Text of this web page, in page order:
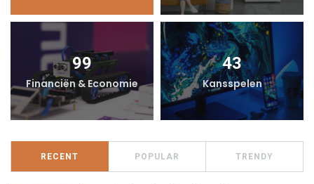
99
Financiën & Economie
43
Kansspelen
RECENT POPULAR TRENDY